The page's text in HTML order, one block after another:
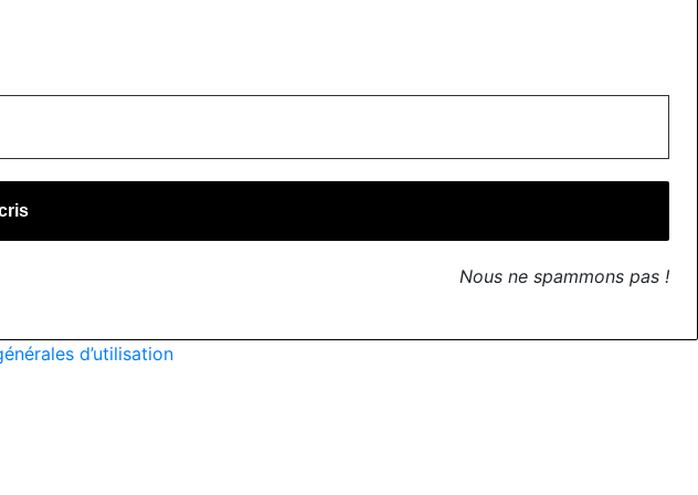
Nous ne spammons pas !
d’utilisation